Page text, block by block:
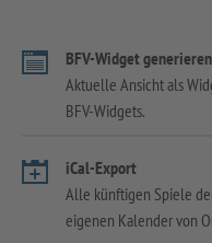
BFV-Widget generieren
Aktuelle Ansicht als
BFV-Widgets.
iCal-Export
Alle künftigen Spiele
eigenen Kalender von